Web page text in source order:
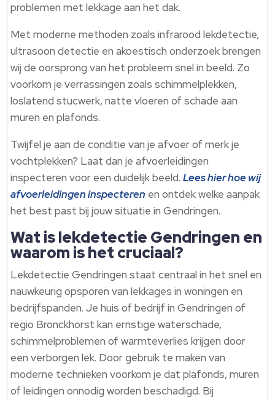
problemen met lekkage aan het dak.​
Met moderne methoden zoals infrarood lekdetectie,
ultrasoon detectie en akoestisch onderzoek brengen
wij de oorsprong van het probleem snel in beeld.​ Zo
voorkom je verrassingen zoals schimmelplekken,
loslatend stucwerk, natte vloeren of schade aan
muren en plafonds.​
Twijfel je aan de conditie van je afvoer of merk je
vochtplekken? Laat dan je afvoerleidingen
inspecteren voor een duidelijk beeld.​Lees hier hoe wij
afvoerleidingen inspecteren en ontdek welke aanpak
het best past bij jouw situatie in Gendringen.​
Wat is lekdetectie Gendringen en
waarom is het cruciaal?
Lekdetectie Gendringen staat centraal in het snel en
nauwkeurig opsporen van lekkages in woningen en
bedrijfspanden.​ Je huis of bedrijf in Gendringen of
regio Bronckhorst kan ernstige waterschade,
schimmelproblemen of warmteverlies krijgen door
een verborgen lek.​ Door gebruik te maken van
moderne technieken voorkom je dat plafonds, muren
of leidingen onnodig worden beschadigd.​ Bij